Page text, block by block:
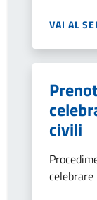
VAI AL
civili